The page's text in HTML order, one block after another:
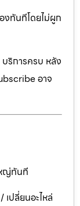
งทันทีโดยไม่ผูก
ริการครบ หลัง
อาจ
ญ่ทันที
ปลี่ยนอะไหล่